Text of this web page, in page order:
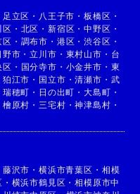
足立区 ・ 八王子市 ・板橋区 ・
区 ・ 北区 ・ 新宿区 ・中野区 ・
区 ・ 調布市 ・ 港区 ・渋谷区 ・
野市 ・立川市 ・ 東村山市 ・ 台
区 ・ 国分寺市 ・ 小金井市 ・ 東
狛江市 ・ 国立市 ・清瀬市 ・ 武
瑞穂町 ・ 日の出町 ・大島町 ・
檜原村 ・ 三宅村 ・神津島村 ・
藤沢市 ・横浜市青葉区 ・ 相模
・ 横浜市鶴見区 ・相模原市中